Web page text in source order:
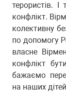
терористів.
конфлікт.
колективну
по допомогу
власне
конфлікт
бажаємо
на наших